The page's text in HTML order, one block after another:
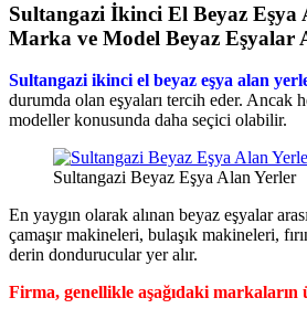
Sultangazi İkinci El Beyaz Eşya
Marka ve Model Beyaz Eşyalar
Sultangazi ikinci el beyaz eşya alan
durumda olan eşyaları tercih eder. Ancak
modeller konusunda daha seçici olabilir.
Sultangazi Beyaz Eşya Alan Yerler
En yaygın olarak alınan beyaz eşyalar
çamaşır makineleri, bulaşık makineleri,
derin dondurucular yer alır.
Firma, genellikle aşağıdaki